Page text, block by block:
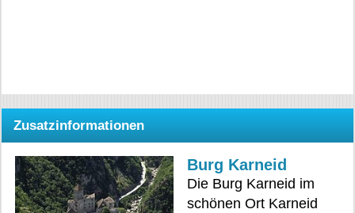
Zusatzinformationen
Burg Karneid
Die Burg Karneid im
schönen Ort Karneid